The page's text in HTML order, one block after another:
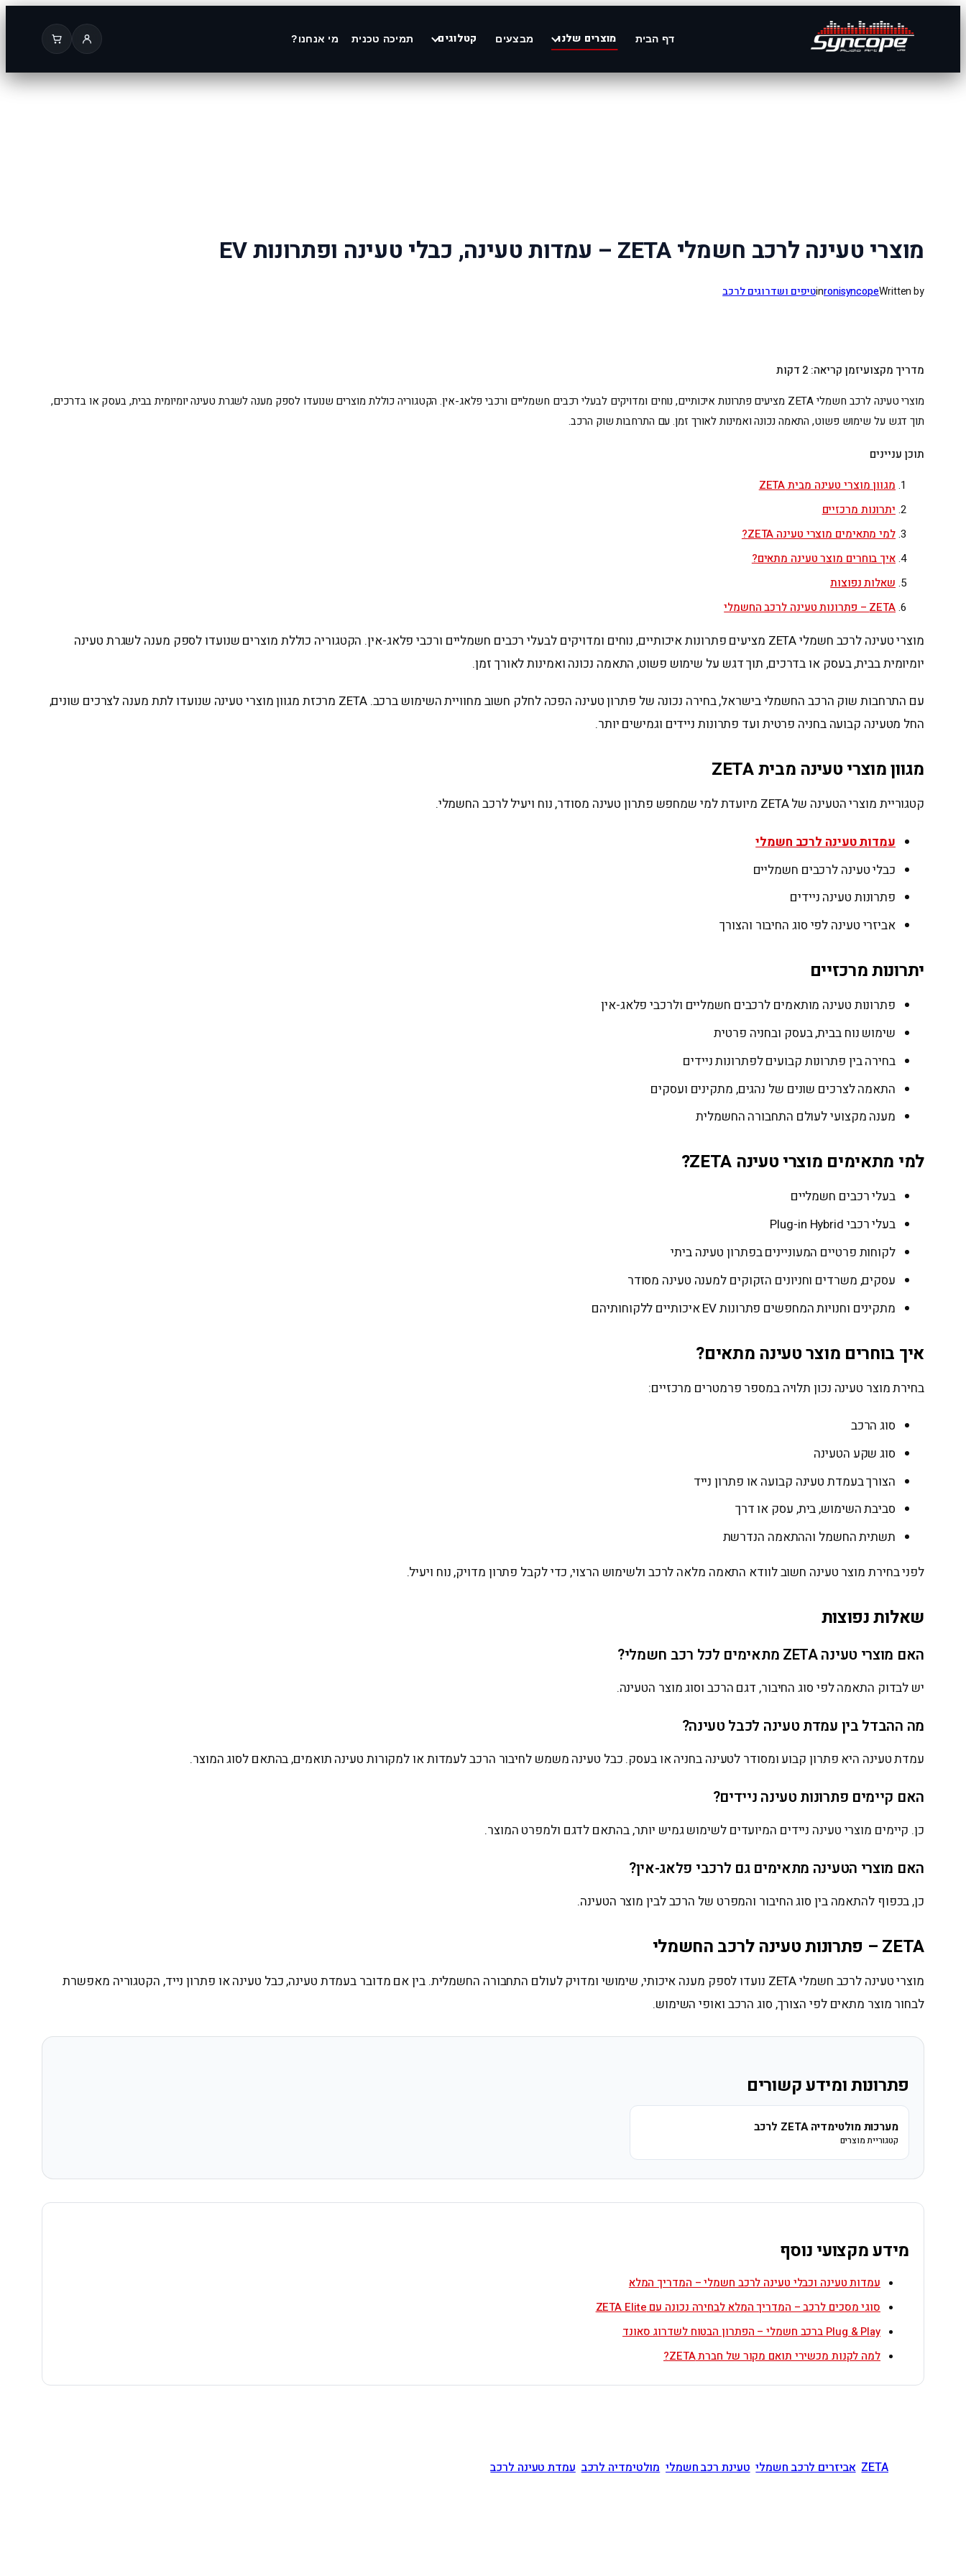
דף הבית מוצרים שלנו מבצעים קטלוגים תמיכה טכנית מי אנחנו?
לדלג
מוצרי טעינה לרכב חשמלי ZETA – עמדות טעינה, כבלי טעינה ופתרונות EV
Written by
ronisyncope
inטיפים ושדרוגים לרכב
מדריך מקצועיזמן קריאה: 2 דקות
מוצרי טעינה לרכב חשמלי ZETA מציעים פתרונות איכותיים, נוחים ומדויקים לבעלי רכבים חשמליים ורכבי פלאג-אין. הקטגוריה כוללת מוצרים שנועדו לספק מענה לשגרת טעינה יומיומית בבית, בעסק או בדרכים,
תוך דגש על שימוש פשוט, התאמה נכונה ואמינות לאורך זמן. עם התרחבות שוק הרכב.
תוכן עניינים
מגוון מוצרי טעינה מבית ZETA
יתרונות מרכזיים
למי מתאימים מוצרי טעינה ZETA?
איך בוחרים מוצר טעינה מתאים?
שאלות נפוצות
ZETA – פתרונות טעינה לרכב החשמלי
מוצרי טעינה לרכב חשמלי ZETA מציעים פתרונות איכותיים, נוחים ומדויקים לבעלי רכבים חשמליים ורכבי פלאג-אין. הקטגוריה כוללת מוצרים שנועדו לספק מענה לשגרת טעינה
יומיומית בבית, בעסק או בדרכים, תוך דגש על שימוש פשוט, התאמה נכונה ואמינות לאורך זמן.
עם התרחבות שוק הרכב החשמלי בישראל, בחירה נכונה של פתרון טעינה הפכה לחלק חשוב מחוויית השימוש ברכב. ZETA מרכזת מגוון מוצרי טעינה שנועדו לתת מענה לצרכים שונים,
החל מטעינה קבועה בחניה פרטית ועד פתרונות ניידים וגמישים יותר.
מגוון מוצרי טעינה מבית ZETA
קטגוריית מוצרי הטעינה של ZETA מיועדת למי שמחפש פתרון טעינה מסודר, נוח ויעיל לרכב החשמלי.
עמדות טעינה לרכב חשמלי
כבלי טעינה לרכבים חשמליים
פתרונות טעינה ניידים
אביזרי טעינה לפי סוג החיבור והצורך
יתרונות מרכזיים
פתרונות טעינה מותאמים לרכבים חשמליים ולרכבי פלאג-אין
שימוש נוח בבית, בעסק ובחניה פרטית
בחירה בין פתרונות קבועים לפתרונות ניידים
התאמה לצרכים שונים של נהגים, מתקינים ועסקים
מענה מקצועי לעולם התחבורה החשמלית
למי מתאימים מוצרי טעינה ZETA?
בעלי רכבים חשמליים
בעלי רכבי Plug-in Hybrid
לקוחות פרטיים המעוניינים בפתרון טעינה ביתי
עסקים, משרדים וחניונים הזקוקים למענה טעינה מסודר
מתקינים וחנויות המחפשים פתרונות EV איכותיים ללקוחותיהם
איך בוחרים מוצר טעינה מתאים?
בחירת מוצר טעינה נכון תלויה במספר פרמטרים מרכזיים:
סוג הרכב
סוג שקע הטעינה
הצורך בעמדת טעינה קבועה או פתרון נייד
סביבת השימוש, בית, עסק או דרך
תשתית החשמל וההתאמה הנדרשת
לפני בחירת מוצר טעינה חשוב לוודא התאמה מלאה לרכב ולשימוש הרצוי, כדי לקבל פתרון מדויק, נוח ויעיל.
שאלות נפוצות
האם מוצרי טעינה ZETA מתאימים לכל רכב חשמלי?
יש לבדוק התאמה לפי סוג החיבור, דגם הרכב וסוג מוצר הטעינה.
מה ההבדל בין עמדת טעינה לכבל טעינה?
עמדת טעינה היא פתרון קבוע ומסודר לטעינה בחניה או בעסק. כבל טעינה משמש לחיבור הרכב לעמדות או למקורות טעינה תואמים, בהתאם לסוג המוצר.
האם קיימים פתרונות טעינה ניידים?
כן. קיימים מוצרי טעינה ניידים המיועדים לשימוש גמיש יותר, בהתאם לדגם ולמפרט המוצר.
האם מוצרי הטעינה מתאימים גם לרכבי פלאג-אין?
כן, בכפוף להתאמה בין סוג החיבור והמפרט של הרכב לבין מוצר הטעינה.
ZETA – פתרונות טעינה לרכב החשמלי
מוצרי טעינה לרכב חשמלי ZETA נועדו לספק מענה איכותי, שימושי ומדויק לעולם התחבורה החשמלית. בין אם מדובר בעמדת טעינה, כבל טעינה או פתרון נייד, הקטגוריה מאפשרת
לבחור מוצר מתאים לפי הצורך, סוג הרכב ואופי השימוש.
פתרונות ומידע קשורים
מערכות מולטימדיה ZETA לרכב
קטגוריית מוצרים
מידע מקצועי נוסף
עמדות טעינה וכבלי טעינה לרכב חשמלי – המדריך המלא
סוגי מסכים לרכב – המדריך המלא לבחירה נכונה עם ZETA Elite
Plug & Play ברכב חשמלי – הפתרון הבטוח לשדרוג סאונד
למה לקנות מכשירי תואם מקור של חברת ZETA?
ZETA אביזרים לרכב חשמלי טעינת רכב חשמלי מולטימדיה לרכב עמדת טעינה לרכב